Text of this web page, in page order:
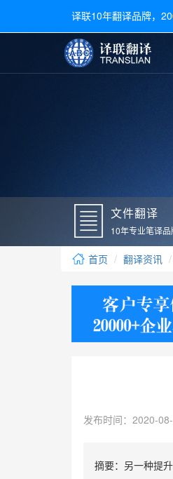
译联10年翻译品牌，
毕业证翻译
户口本翻译
学位证翻译
身份证翻译
文件翻译
10年专业笔译品
首页 翻译资讯
发布时间：2020-
摘要：另一种提